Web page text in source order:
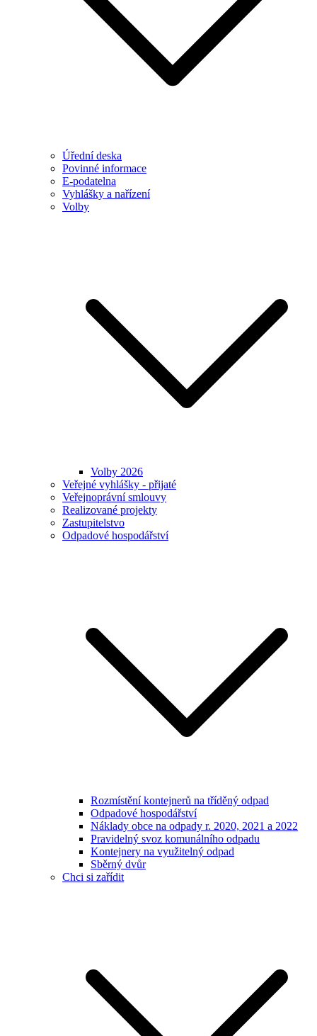
Úřední deska
Povinné informace
E-podatelna
Vyhlášky a nařízení
Volby
Volby 2026
Veřejné vyhlášky - přijaté
Veřejnoprávní smlouvy
Realizované projekty
Zastupitelstvo
Odpadové hospodářství
Rozmístění kontejnerů na tříděný odpad
Odpadové hospodářství
Náklady obce na odpady r. 2020, 2021 a 2022
Pravidelný svoz komunálního odpadu
Kontejnery na využitelný odpad
Sběrný dvůr
Chci si zařídit